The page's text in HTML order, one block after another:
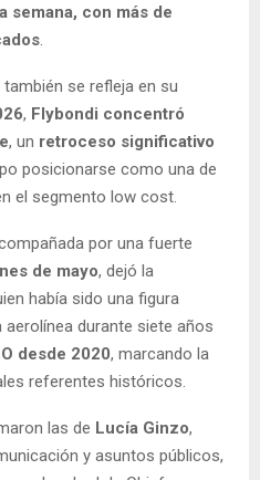
semana, con más de
.
se refleja en su
, Flybondi concentró
, un retroceso significativo
posicionarse como una de
el segmento low cost.
por una fuerte
de mayo, dejó la
había sido una figura
durante siete años
desde 2020, marcando la
referentes históricos.
las de Lucía Ginzo,
y asuntos públicos,